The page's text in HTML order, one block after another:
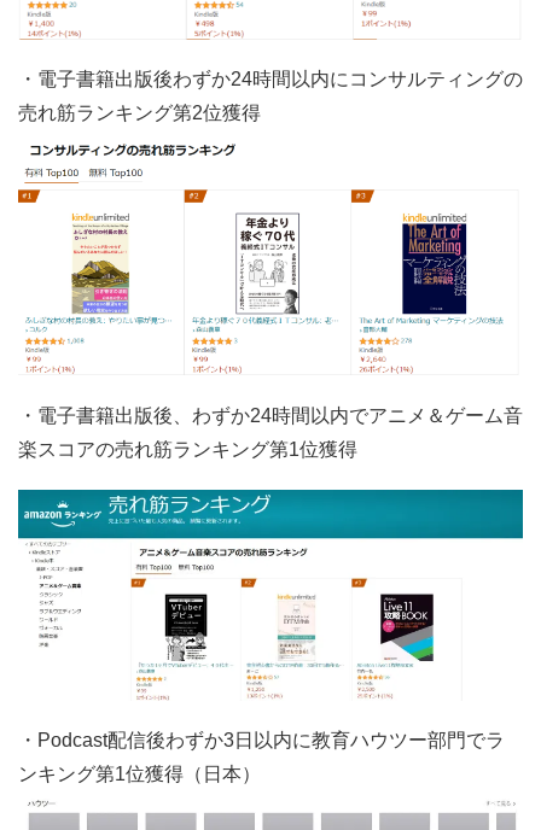
・電子書籍出版後わずか24時間以内にコンサルティングの
売れ筋ランキング第2位獲得
・電子書籍出版後、わずか24時間以内でアニメ＆ゲーム音
楽スコアの売れ筋ランキング第1位獲得
・Podcast配信後わずか3日以内に教育ハウツー部門でラ
ンキング第1位獲得（日本）